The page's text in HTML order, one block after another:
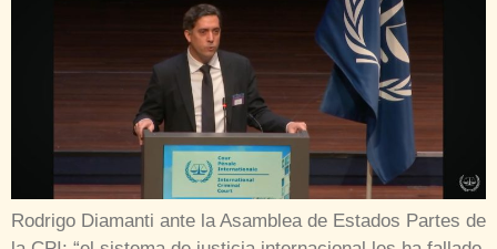
Rodrigo Diamanti ante la Asamblea de Estados Partes de